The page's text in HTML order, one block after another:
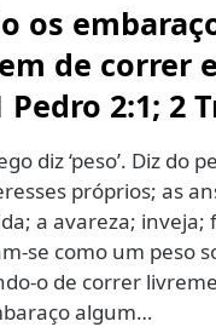
os
de correr
2:1; 2
diz ‘peso’. Diz do
próprios; as
a avareza;
se como um peso
o de correr
algum…